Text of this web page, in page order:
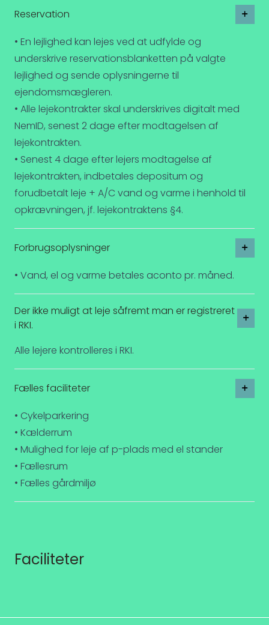
Reservation
• En lejlighed kan lejes ved at udfylde og
underskrive reservationsblanketten på valgte
lejlighed og sende oplysningerne til
ejendomsmægleren.
• Alle lejekontrakter skal underskrives digitalt med
NemID, senest 2 dage efter modtagelsen af
lejekontrakten.
• Senest 4 dage efter lejers modtagelse af
lejekontrakten, indbetales depositum og
forudbetalt leje + A/C vand og varme i henhold til
opkrævningen, jf. lejekontraktens §4.
Forbrugsoplysninger
• Vand, el og varme betales aconto pr. måned.
Der ikke muligt at leje såfremt man er registreret
i RKI.
Alle lejere kontrolleres i RKI.
Fælles faciliteter
• Cykelparkering
• Kælderrum
• Mulighed for leje af p-plads med el stander
• Fællesrum
• Fælles gårdmiljø
Faciliteter